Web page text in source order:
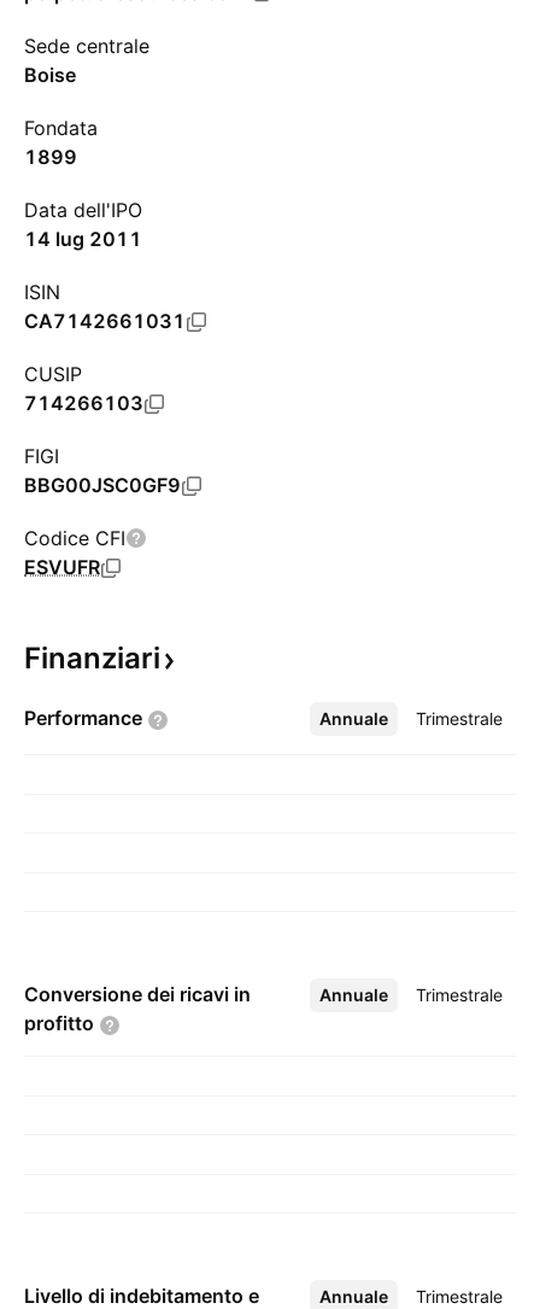
Sede centrale
Boise
Fondata
1899
Data dell'IPO
14 lug 2011
ISIN
CA7142661031
CUSIP
714266103
FIGI
BBG00JSC0GF9
Codice CFI
ESVUFR
Finanziari
Performance Annuale Trimestrale
Altro
Conversione dei ricavi in
profitto
Annuale Trimestrale
Altro
Livello di indebitamento e
Annuale Trimestrale
Altro